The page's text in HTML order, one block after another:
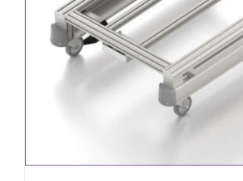
Carro base ABB